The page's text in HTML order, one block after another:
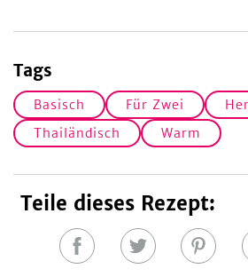
Tags
Basisch Für Zwei
Thailändisch
Warm
Teile dieses Rezept:
Auf
Auf
Auf